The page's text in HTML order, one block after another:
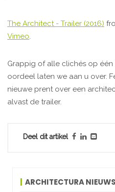
The Architect - Trailer (2016)
Vimeo.
Grappig of alle clichés op
oordeel laten we aan u over.
nieuwe prent over een
alvast de trailer.
Deel dit artikel
ARCHITECTURA